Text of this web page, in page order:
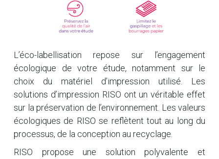
L’éco-labellisation repose sur l’engagement
écologique de votre étude, notamment sur le
choix du matériel d’impression utilisé. Les
solutions d’impression RISO ont un véritable effet
sur la préservation de l’environnement. Les valeurs
écologiques de RISO se reflètent tout au long du
processus, de la conception au recyclage.
RISO propose une solution polyvalente et